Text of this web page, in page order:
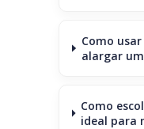
Como
alargar
Como
ideal para